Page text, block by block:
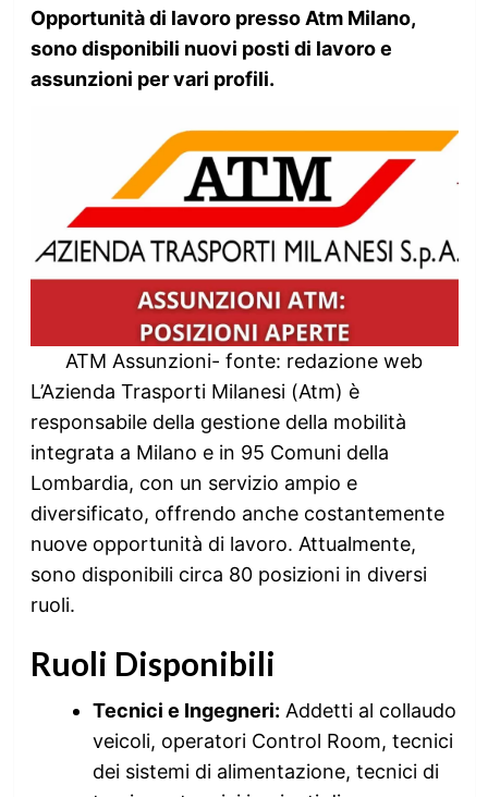
Opportunità di lavoro presso Atm Milano,
sono disponibili nuovi posti di lavoro e
assunzioni per vari profili.
ATM Assunzioni- fonte: redazione web
L’Azienda Trasporti Milanesi (Atm) è
responsabile della gestione della mobilità
integrata a Milano e in 95 Comuni della
Lombardia, con un servizio ampio e
diversificato, offrendo anche costantemente
nuove opportunità di lavoro. Attualmente,
sono disponibili circa 80 posizioni in diversi
ruoli.
Ruoli Disponibili
Tecnici e Ingegneri: Addetti al collaudo
veicoli, operatori Control Room, tecnici
dei sistemi di alimentazione, tecnici di